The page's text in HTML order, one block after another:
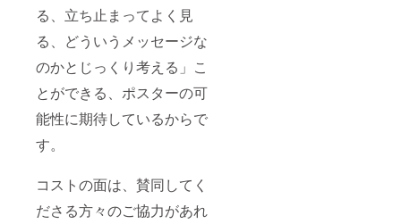
る、立ち止まってよく見
る、どういうメッセージな
のかとじっくり考える」こ
とができる、ポスターの可
能性に期待しているからで
す。
コストの面は、賛同してく
ださる方々のご協力があれ